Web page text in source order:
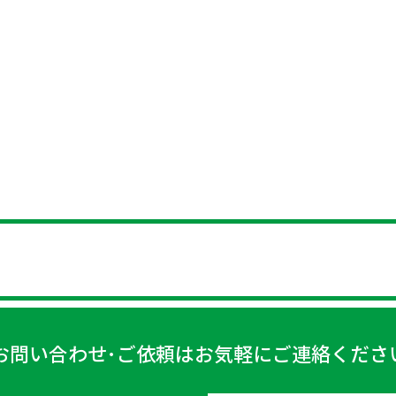
問い合わせ･ご依頼はお気軽にご連絡くださ